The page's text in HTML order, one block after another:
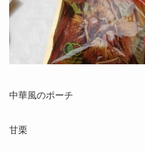
中華風のポーチ
甘栗